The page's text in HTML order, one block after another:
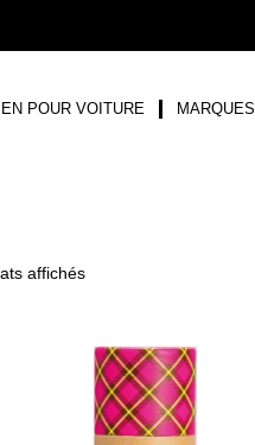
POUR VOITURE MARQUES
affichés